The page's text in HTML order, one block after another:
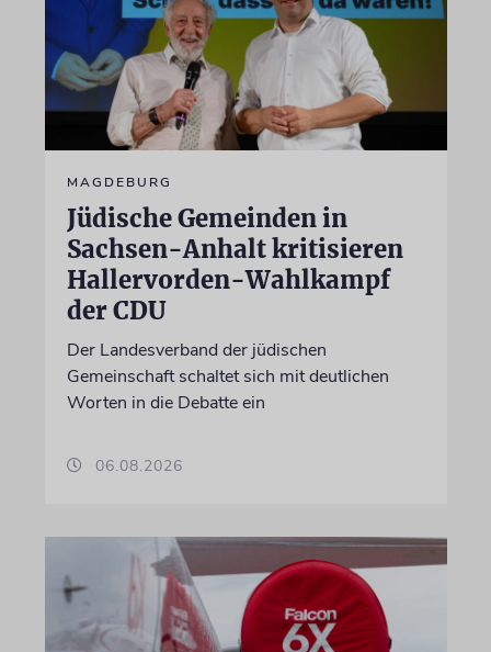
MAGDEBURG
Jüdische Gemeinden in
Sachsen-Anhalt kritisieren
Hallervorden-Wahlkampf
der CDU
Der Landesverband der jüdischen
Gemeinschaft schaltet sich mit deutlichen
Worten in die Debatte ein
06.08.2026